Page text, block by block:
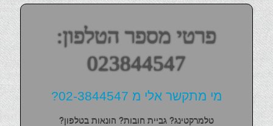
פרטי מספר הטלפון:
023844547
מי מתקשר אלי מ 02-3844547?
טלמרקטינג? גביית חובות? הונאות בטלפון?